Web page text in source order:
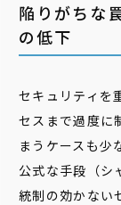
陥りがちな
の低下
セキュリティを
セスまで過度に
まうケースも少
公式な手段（シ
統制の効かない